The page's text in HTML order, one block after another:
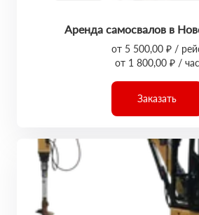
Аренда самосвалов в
от 5 500,00 ₽ /
от 1 800,00 ₽ / час
Заказать